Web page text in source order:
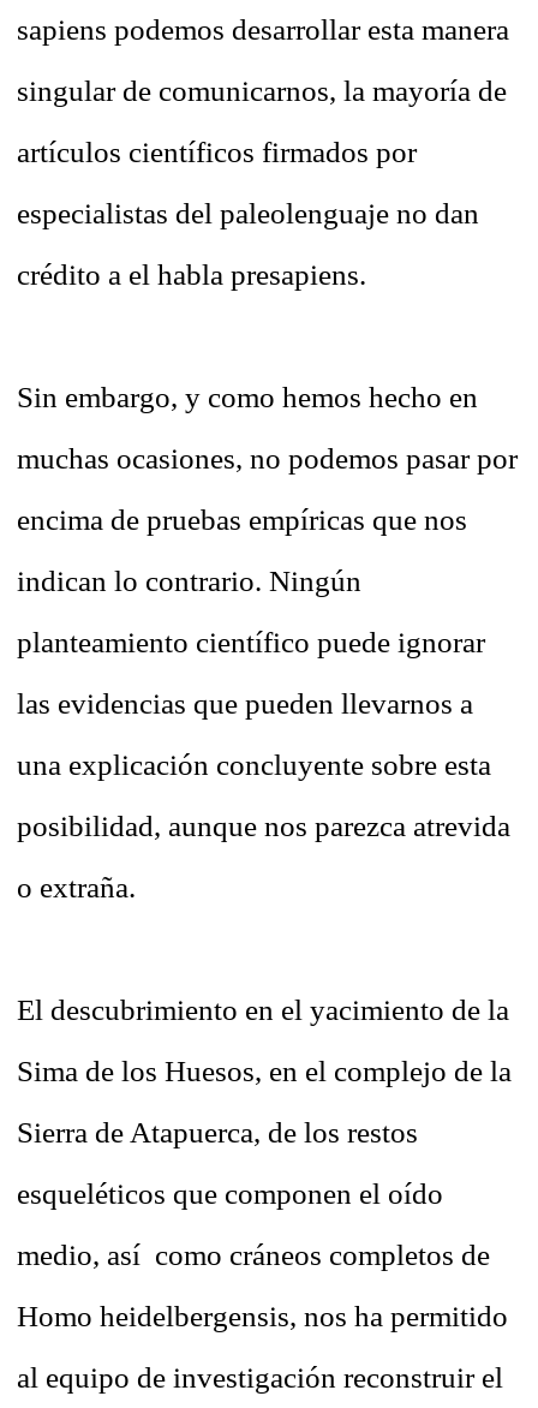
sapiens podemos desarrollar esta manera
singular de comunicarnos, la mayoría de
artículos científicos firmados por
especialistas del paleolenguaje no dan
crédito a el habla presapiens.
Sin embargo, y como hemos hecho en
muchas ocasiones, no podemos pasar por
encima de pruebas empíricas que nos
indican lo contrario. Ningún
planteamiento científico puede ignorar
las evidencias que pueden llevarnos a
una explicación concluyente sobre esta
posibilidad, aunque nos parezca atrevida
o extraña.
El descubrimiento en el yacimiento de la
Sima de los Huesos, en el complejo de la
Sierra de Atapuerca, de los restos
esqueléticos que componen el oído
medio, así como cráneos completos de
Homo heidelbergensis, nos ha permitido
al equipo de investigación reconstruir el